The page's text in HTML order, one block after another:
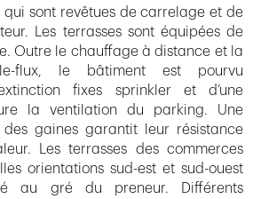
qui sont revêtues de carrelage et de
Les terrasses sont équipées de
Outre le chauffage à distance et la
flux, le bâtiment est pourvu
fixes sprinkler et d’une
la ventilation du parking. Une
des gaines garantit leur résistance
Les terrasses des commerces
orientations sud-est et sud-ouest
au gré du preneur. Différents